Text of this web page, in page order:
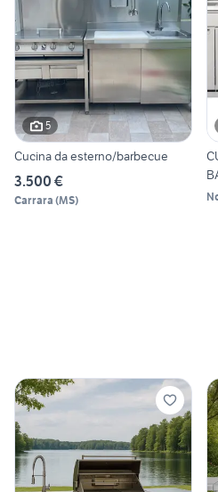
5
Cucina da esterno/barbecue
3.500 €
Carrara (MS)